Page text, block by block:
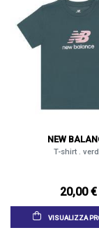
NEW
T-shirt .
20,00 €
VISUALIZZA